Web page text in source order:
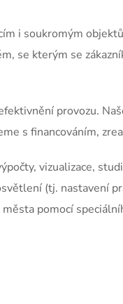
i soukromým
se kterým se
provozu.
s financováním,
vizualizace,
(tj. nastavení
pomocí